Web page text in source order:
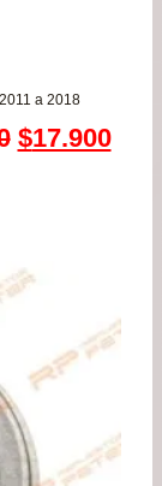
a 2018
El
era:
$19.900.
$17.900El